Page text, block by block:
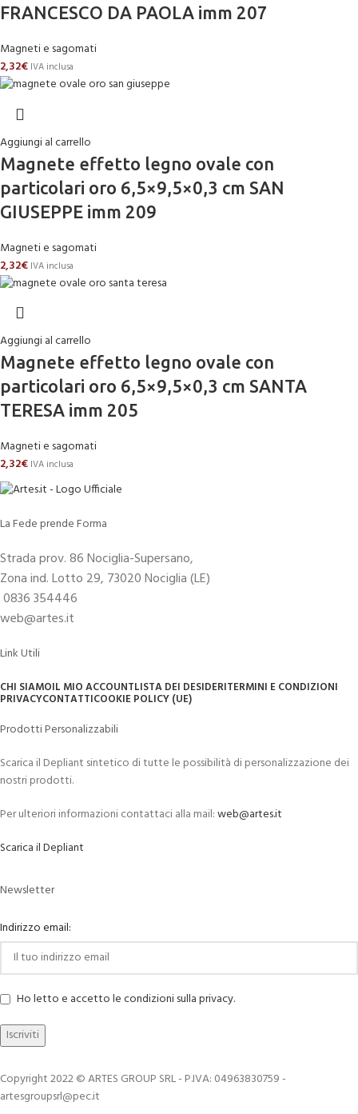
FRANCESCO DA PAOLA imm 207
Magneti e sagomati
2,32€ IVA inclusa
Aggiungi al carrello
Magnete effetto legno ovale con
particolari oro 6,5×9,5×0,3 cm SAN
GIUSEPPE imm 209
Magneti e sagomati
2,32€ IVA inclusa
Aggiungi al carrello
Magnete effetto legno ovale con
particolari oro 6,5×9,5×0,3 cm SANTA
TERESA imm 205
Magneti e sagomati
2,32€ IVA inclusa
La Fede prende Forma
Strada prov. 86 Nociglia-Supersano,
Zona ind. Lotto 29, 73020 Nociglia (LE)
0836 354446
web@artes.it
Link Utili
CHI SIAMOIL MIO ACCOUNTLISTA DEI DESIDERITERMINI E CONDIZIONI
PRIVACYCONTATTICOOKIE POLICY (UE)
Prodotti Personalizzabili
Scarica il Depliant sintetico di tutte le possibilità di personalizzazione dei
nostri prodotti.
Per ulteriori informazioni contattaci alla mail:web@artes.it
Scarica il Depliant
Newsletter
Indirizzo email:
Ho letto e accetto le condizioni sulla privacy.
Copyright 2022 © ARTES GROUP SRL - P.IVA: 04963830759 -
artesgroupsrl@pec.it